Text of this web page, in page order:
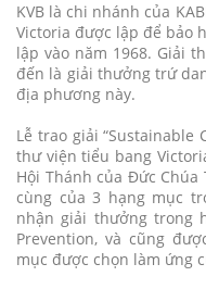
KVB là chi nhánh của
Victoria được lập để bảo
lập vào năm 1968. Giải
đến là giải thưởng trứ
địa phương này.
Lễ trao giải “Sustainable
thư viện tiểu bang
Hội Thánh của Đức
cùng của 3 hạng mục
nhận giải thưởng trong
Prevention, và cũng
mục được chọn làm ứng